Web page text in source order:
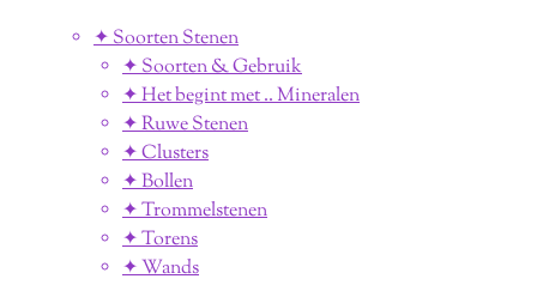
✦ Soorten Stenen
✦ Soorten & Gebruik
✦ Het begint met .. Mineralen
✦ Ruwe Stenen
✦ Clusters
✦ Bollen
✦ Trommelstenen
✦ Torens
✦ Wands